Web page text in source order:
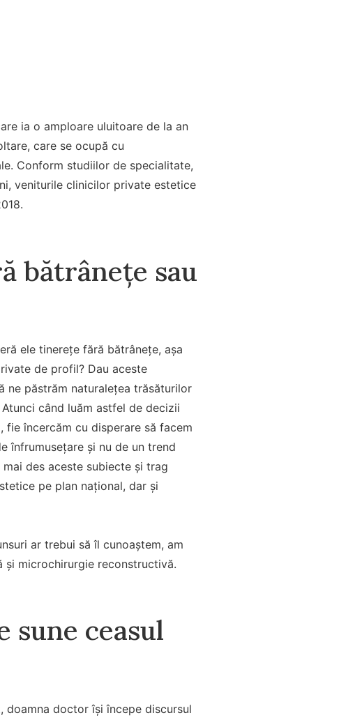
ia o amploare uluitoare de la an
care se ocupă cu
Conform studiilor de specialitate,
veniturile clinicilor private estetice
bătrânețe sau
ele tinerețe fără bătrânețe, așa
de profil? Dau aceste
ne păstrăm naturalețea trăsăturilor
când luăm astfel de decizii
încercăm cu disperare să facem
înfrumusețare și nu de un trend
des aceste subiecte și trag
pe plan național, dar și
ar trebui să îl cunoaștem, am
și microchirurgie reconstructivă.
sune ceasul
doamna doctor își începe discursul